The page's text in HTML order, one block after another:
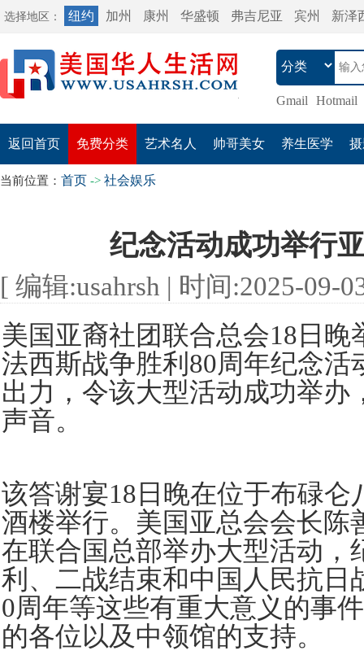
选择地区： 纽约 加州 康州 华盛顿 弗吉尼亚 宾州 新泽
Gmail Hotmail
返回首页 免费分类 艺术名人 帅哥美女 养生医学
当前位置： 首页 -> 社会娱乐
纪念活动成功举行
[ 编辑:usahrsh | 时间:2025-09-
美国亚裔社团联合总会18日
法西斯战争胜利80周年纪念活
出力，令该大型活动成功举办
声音。
该答谢宴18日晚在位于布碌仑
酒楼举行。美国亚总会会长陈
在联合国总部举办大型活动，
利、二战结束和中国人民抗日
0周年等这些有重大意义的事
的各位以及中领馆的支持。